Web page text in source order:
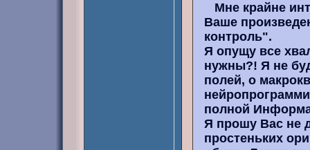
Мне крайне
Ваше
контроль".
Я опущу все
нужны?! Я не
полей, о
полной
Я прошу Вас не
простеньких